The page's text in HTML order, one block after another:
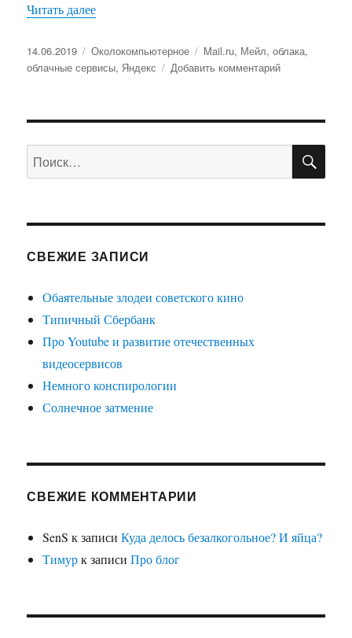
Читать далее
Опубликовано
14.06.2019 Рубрики
Околокомпьютерное Метки
Mail.ru, Мейл,облака,
облачные сервисы, Яндекс Добавить комментарий
для
Искать:
СВЕЖИЕ ЗАПИСИ
Обаятельные злодеи советского кино
Типичный Сбербанк
Про Youtube и развитие отечественных
видеосервисов
Немного конспирологии
Солнечное затмение
СВЕЖИЕ КОММЕНТАРИИ
SenS к записиКуда делось безалкогольное? И яйца?
Тимурк записиПро блог